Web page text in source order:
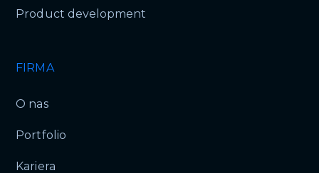
Product development
FIRMA
O nas
Portfolio
Kariera